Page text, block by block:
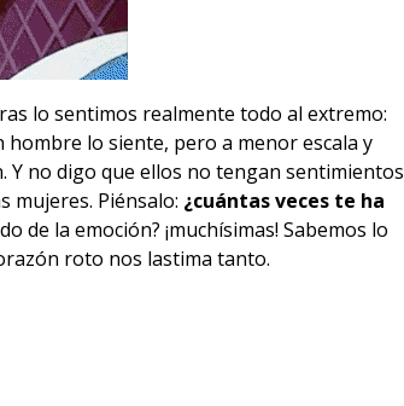
lo sentimos realmente todo al extremo:
hombre lo siente, pero a menor escala y
Y no digo que ellos no tengan sentimientos
mujeres. Piénsalo: ¿cuántas veces te ha
de la emoción? ¡muchísimas! Sabemos lo
roto nos lastima tanto.